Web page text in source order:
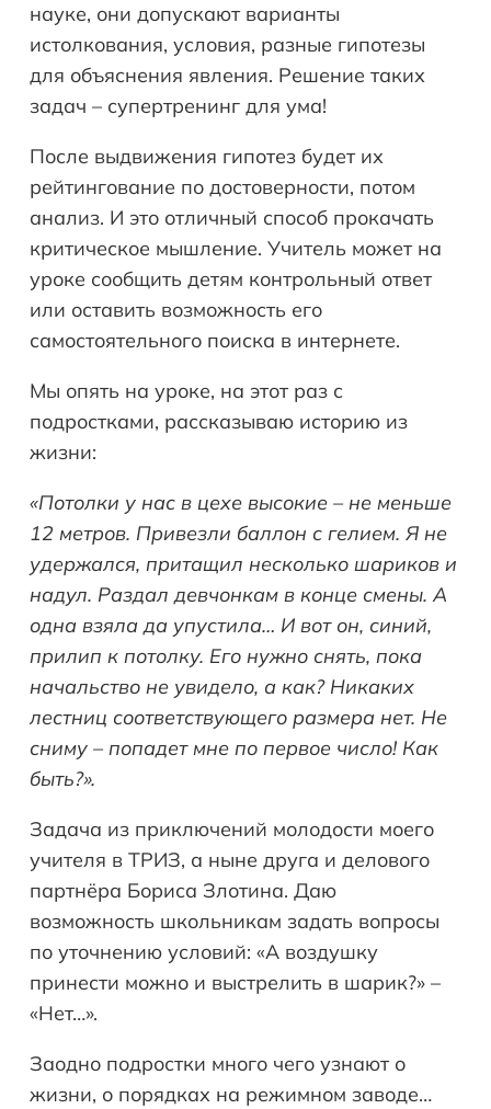
науке, они допускают варианты
истолкования, условия, разные гипотезы
для объяснения явления. Решение таких
задач – супертренинг для ума!
После выдвижения гипотез будет их
рейтингование по достоверности, потом
анализ. И это отличный способ прокачать
критическое мышление. Учитель может на
уроке сообщить детям контрольный ответ
или оставить возможность его
самостоятельного поиска в интернете.
Мы опять на уроке, на этот раз с
подростками, рассказываю историю из
жизни:
«Потолки у нас в цехе высокие – не меньше
12 метров. Привезли баллон с гелием. Я не
удержался, притащил несколько шариков и
надул. Раздал девчонкам в конце смены. А
одна взяла да упустила… И вот он, синий,
прилип к потолку. Его нужно снять, пока
начальство не увидело, а как? Никаких
лестниц соответствующего размера нет. Не
сниму – попадет мне по первое число! Как
быть?».
Задача из приключений молодости моего
учителя в ТРИЗ, а ныне друга и делового
партнёра Бориса Злотина. Даю
возможность школьникам задать вопросы
по уточнению условий: «А воздушку
принести можно и выстрелить в шарик?» –
«Нет…».
Заодно подростки много чего узнают о
жизни, о порядках на режимном заводе…